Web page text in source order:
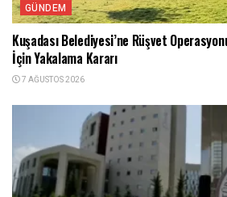
GÜNDEM
Kuşadası Belediyesi’ne Rüşvet
İçin Yakalama Kararı
7 AĞUSTOS 2026